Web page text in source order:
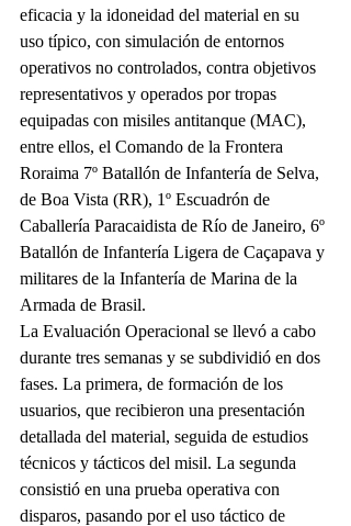
eficacia y la idoneidad del material en su
uso típico, con simulación de entornos
operativos no controlados, contra objetivos
representativos y operados por tropas
equipadas con misiles antitanque (MAC),
entre ellos, el Comando de la Frontera
Roraima 7º Batallón de Infantería de Selva,
de Boa Vista (RR), 1º Escuadrón de
Caballería Paracaidista de Río de Janeiro, 6º
Batallón de Infantería Ligera de Caçapava y
militares de la Infantería de Marina de la
Armada de Brasil.
La Evaluación Operacional se llevó a cabo
durante tres semanas y se subdividió en dos
fases. La primera, de formación de los
usuarios, que recibieron una presentación
detallada del material, seguida de estudios
técnicos y tácticos del misil. La segunda
consistió en una prueba operativa con
disparos, pasando por el uso táctico de